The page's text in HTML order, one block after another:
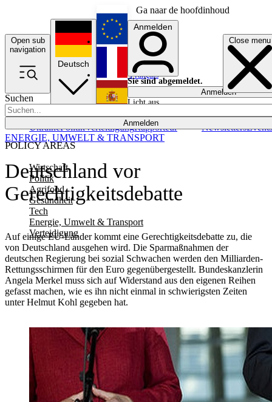
Ga naar de hoofdinhoud
Open sub
navigation
Close menu
Suchen
Anmelden
POLICY AREAS
Wirtschaft
Politik
Agrifood
Gesundheit
Tech
Energie, Umwelt & Transport
Verteidigung
UkrainePolitikVerteidigungRapporteur NewslettersEvents
Deutsch
English
Français
Anmelden
Sie sind abgemeldet.
Anmelden
Licht aus
Deutschland vor
Gerechtigkeitsdebatte
Auf einige EU-Länder kommt eine Gerechtigkeitsdebatte zu, die
von Deutschland ausgehen wird. Die Sparmaßnahmen der
deutschen Regierung bei sozial Schwachen werden den Milliarden-
Rettungsschirmen für den Euro gegenübergestellt. Bundeskanzlerin
Angela Merkel muss sich auf Widerstand aus den eigenen Reihen
gefasst machen, wie es ihn nicht einmal in schwierigsten Zeiten
unter Helmut Kohl gegeben hat.
ENERGIE, UMWELT & TRANSPORT